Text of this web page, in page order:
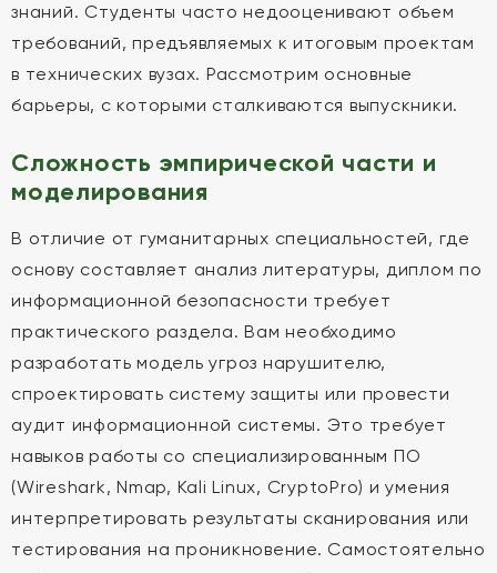
знаний. Студенты часто недооценивают объем
требований, предъявляемых к итоговым проектам
в технических вузах. Рассмотрим основные
барьеры, с которыми сталкиваются выпускники.
Сложность эмпирической части и
моделирования
В отличие от гуманитарных специальностей, где
основу составляет анализ литературы, диплом по
информационной безопасности требует
практического раздела. Вам необходимо
разработать модель угроз нарушителю,
спроектировать систему защиты или провести
аудит информационной системы. Это требует
навыков работы со специализированным ПО
(Wireshark, Nmap, Kali Linux, CryptoPro) и умения
интерпретировать результаты сканирования или
тестирования на проникновение. Самостоятельно